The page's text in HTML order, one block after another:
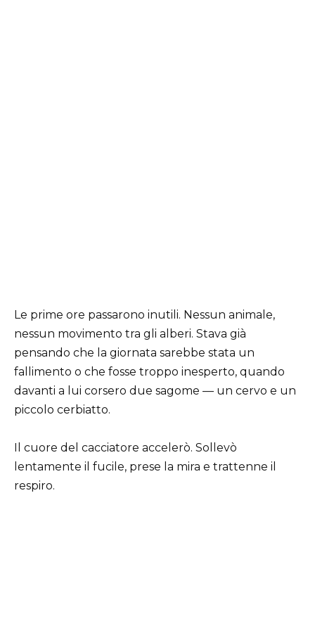
Le prime ore passarono inutili. Nessun animale,
nessun movimento tra gli alberi. Stava già
pensando che la giornata sarebbe stata un
fallimento o che fosse troppo inesperto, quando
davanti a lui corsero due sagome — un cervo e un
piccolo cerbiatto.
Il cuore del cacciatore accelerò. Sollevò
lentamente il fucile, prese la mira e trattenne il
respiro.